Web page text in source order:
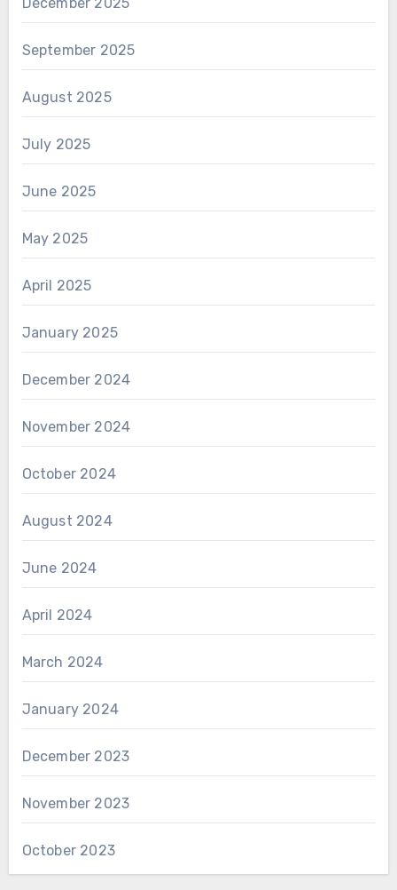
December 2025
September 2025
August 2025
July 2025
June 2025
May 2025
April 2025
January 2025
December 2024
November 2024
October 2024
August 2024
June 2024
April 2024
March 2024
January 2024
December 2023
November 2023
October 2023